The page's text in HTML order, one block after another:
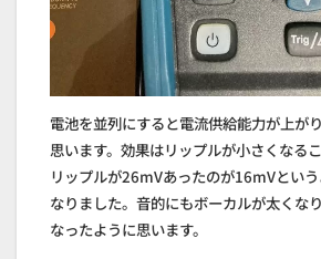
電池を並列にすると電流供給能力が上が
思います。効果はリップルが小さくなる
リップルが26mVあったのが16mVとい
なりました。音的にもボーカルが太くな
なったように思います。